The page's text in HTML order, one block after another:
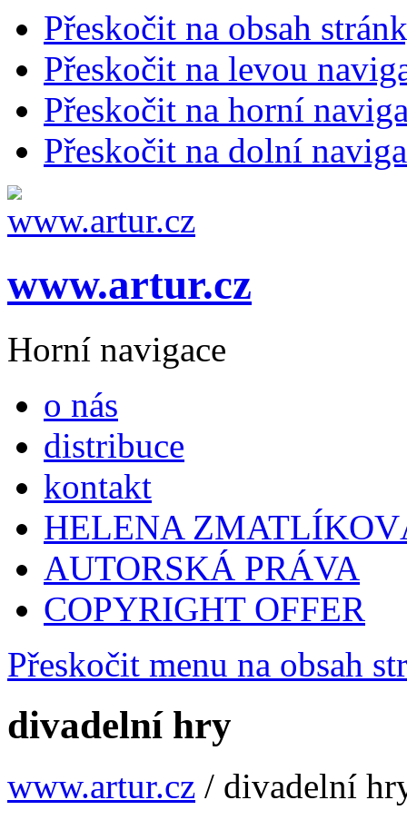
Přeskočit na obsah
Přeskočit na levou
Přeskočit na horní
Přeskočit na dolní
www.artur.cz
Horní navigace
o nás
distribuce
kontakt
HELENA
AUTORSKÁ PRÁVA
COPYRIGHT OFFER
Přeskočit menu na obsah
divadelní hry
www.artur.cz / divadelní